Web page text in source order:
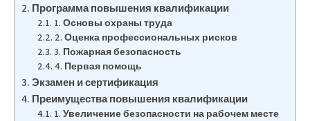
Программа повышения квалификации
1. Основы охраны труда
2. Оценка профессиональных рисков
3. Пожарная безопасность
4. Первая помощь
Экзамен и сертификация
Преимущества повышения квалификации
1. Увеличение безопасности на рабочем месте